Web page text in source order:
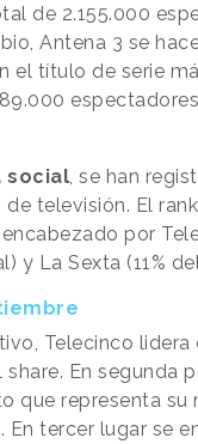
de 2.155.000
Antena 3 se
el título de serie
espectadores
social , se han
televisión. El
por
y La Sexta (11%
Telecinco lidera
En segunda
que representa su
tercer lugar se